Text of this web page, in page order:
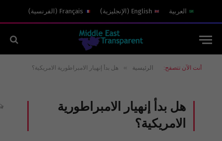
العربية English
( الإنجليزية)
Français
( الفرنسية)
أنت الآن تتصفح: الرئيسية » هل بدأ إنهيار الامبراطورية الامريكية؟
هل بدأ إنهيار الامبراطورية
الامريكية؟